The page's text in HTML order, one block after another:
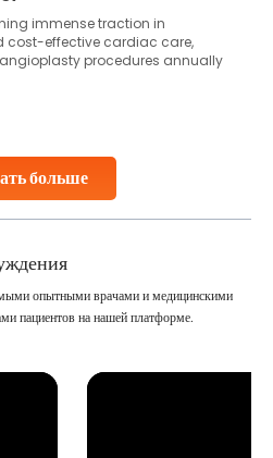
больше
immense traction in
cost-effective cardiac care,
procedures annually
like angioplasty and
опытными врачами и медицинскими
пациентов на нашей платформе.